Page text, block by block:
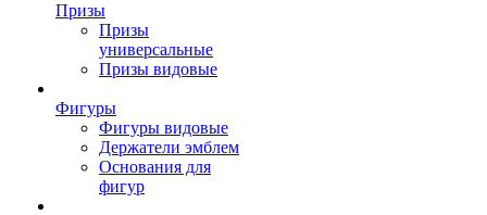
Призы
Призы
универсальные
Призы видовые
Фигуры
Фигуры видовые
Держатели эмблем
Основания для
фигур